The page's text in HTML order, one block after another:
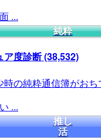
...
純粋
ア度診断(38,532)
時の純粋通信簿がおち
...
推し
活